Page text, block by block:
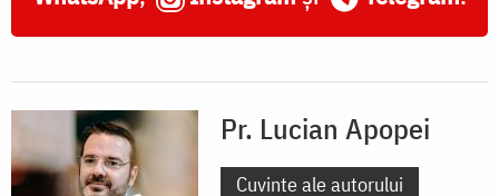
Pr. Lucian Apopei
Cuvinte ale autorului